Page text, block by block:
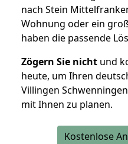
nach Stein
Wohnung oder ein
haben die passende
Zögern Sie nicht und
heute, um Ihren
Villingen
mit Ihnen zu planen.
Kostenlose